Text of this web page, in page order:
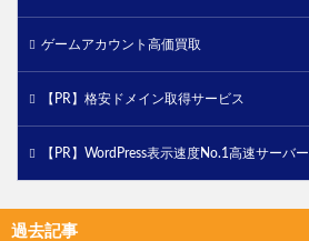
ゲームアカウント高価買取
【PR】格安ドメイン取得サービス
【PR】WordPress表示速度No.1高速サーバー
過去記事